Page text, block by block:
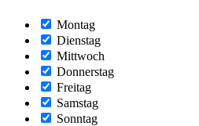
Montag
Dienstag
Mittwoch
Donnerstag
Freitag
Samstag
Sonntag